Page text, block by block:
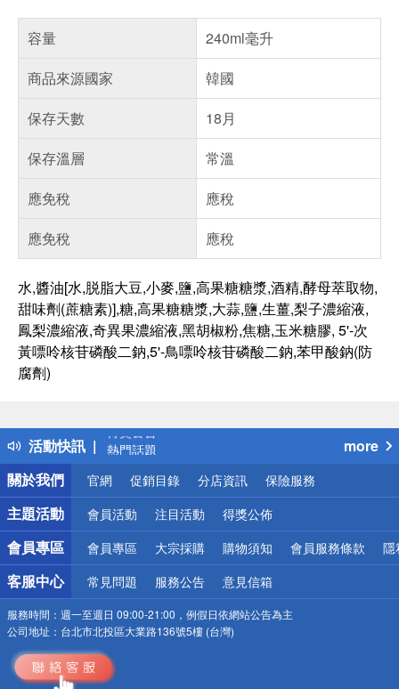
容量
240ml毫升
商品來源國家
韓國
保存天數
18月
保存溫層
常溫
應免稅
應稅
應免稅
應稅
水,醬油[水,脱脂大豆,小麥,鹽,高果糖糖漿,酒精,酵母萃取物,
甜味劑(蔗糖素)],糖,高果糖糖漿,大蒜,鹽,生薑,梨子濃縮液,
鳳梨濃縮液,奇異果濃縮液,黑胡椒粉,焦糖,玉米糖膠, 5'-次
黃嘌呤核苷磷酸二鈉,5'-鳥嘌呤核苷磷酸二鈉,苯甲酸鈉(防
腐劑)
活動快訊
得獎公告
熱門話題
銀行優惠
偏遠地區配送
詐騙網頁！請小心！
more
關於我們
官網 促銷目錄 分店資訊 保險服務
主題活動 會員活動 注目活動 得獎公佈
會員專區 會員專區 大宗採購 購物須知 會員服務條款 隱
客服中心 常見問題 服務公告 意見信箱
服務時間： 週一至週日 09:00-21:00，例假日依網站公告為主
公司地址： 台北市北投區大業路136號5樓 (台灣)